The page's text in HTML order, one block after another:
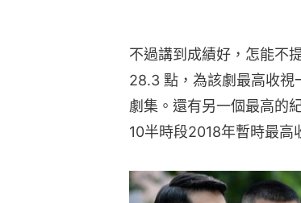
不過講到成績好，怎能不
28.3 點，為該劇最高收視
劇集。還有另一個最高的
10半時段2018年暫時最高